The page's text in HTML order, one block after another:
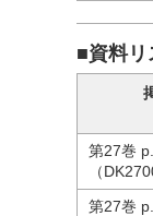
■資料リ
第27巻
（
第27巻